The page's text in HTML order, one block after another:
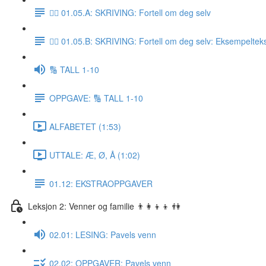
✍🏼 01.05.A: SKRIVING: Fortell om deg selv
✍🏼 01.05.B: SKRIVING: Fortell om deg selv:
🔢 TALL 1-10
OPPGAVE: 🔢 TALL 1-10
ALFABETET (1:53)
UTTALE: Æ, Ø, Å (1:02)
01.12: EKSTRAOPPGAVER
Leksjon 2: Venner og familie 👨‍👩‍👦‍👦 👫
02.01: LESING: Pavels venn
02.02: OPPGAVER: Pavels venn